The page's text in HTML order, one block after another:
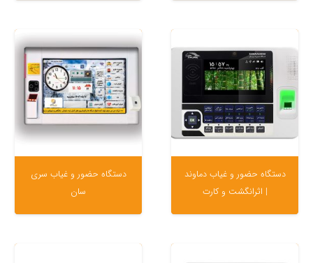
دستگاه حضور و غیاب دماوند
| اثرانگشت و کارت
دستگاه حضور و غیاب سری
سان